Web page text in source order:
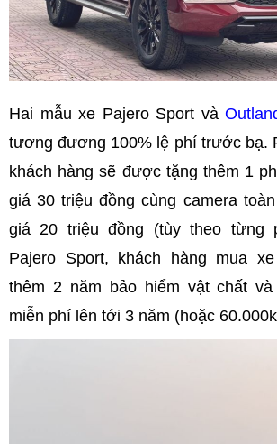
Hai mẫu xe Pajero Sport và
tương đương 100% lệ phí trước bạ.
khách hàng sẽ được tặng thêm 1
giá 30 triệu đồng cùng camera
giá 20 triệu đồng (tùy theo từng
Pajero Sport, khách hàng mua
thêm 2 năm bảo hiểm vật chất
miễn phí lên tới 3 năm (hoặc